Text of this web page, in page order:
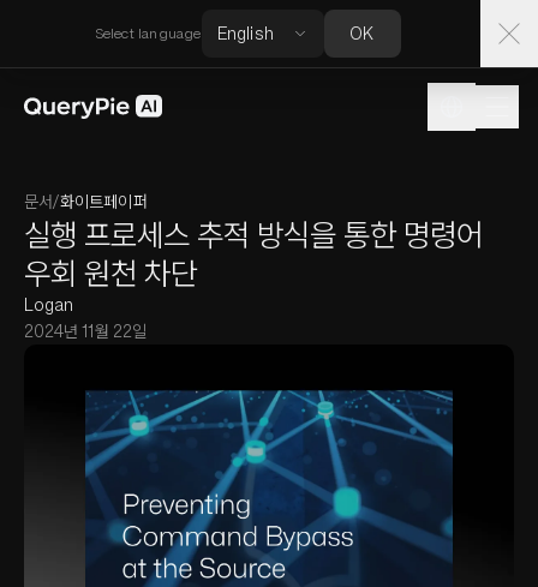
Select language OK
문서/화이트페이퍼
실행 프로세스 추적 방식을 통한 명령어
우회 원천 차단
Logan
2024년 11월 22일